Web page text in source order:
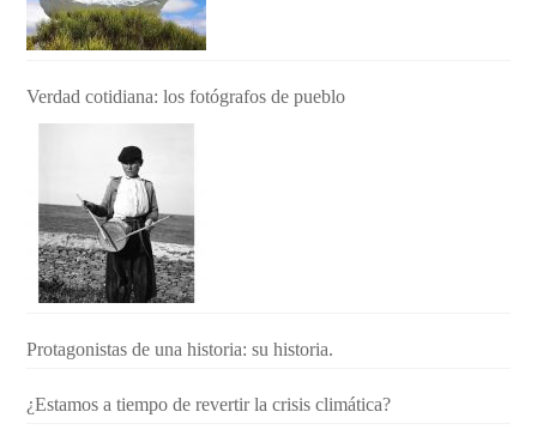
Verdad cotidiana: los fotógrafos de pueblo
Protagonistas de una historia: su historia.
¿Estamos a tiempo de revertir la crisis climática?